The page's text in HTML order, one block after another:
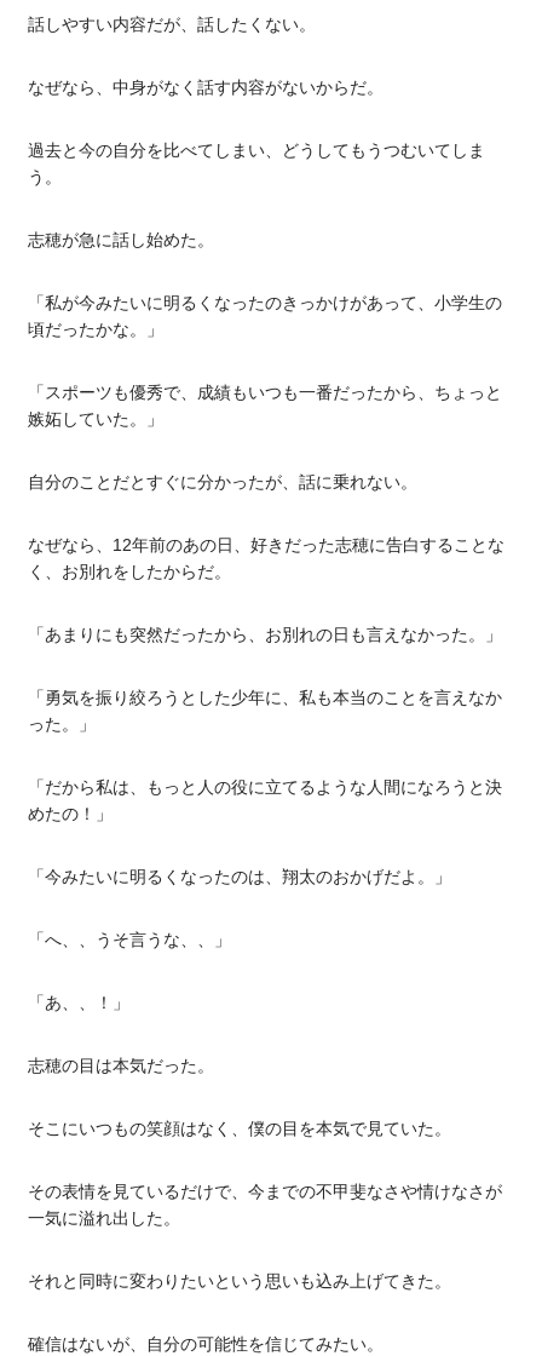
話しやすい内容だが、話したくない。
なぜなら、中身がなく話す内容がないからだ。
過去と今の自分を比べてしまい、どうしてもうつむいてしま
う。
志穂が急に話し始めた。
「私が今みたいに明るくなったのきっかけがあって、小学生の
頃だったかな。」
「スポーツも優秀で、成績もいつも一番だったから、ちょっと
嫉妬していた。」
自分のことだとすぐに分かったが、話に乗れない。
なぜなら、12年前のあの日、好きだった志穂に告白することな
く、お別れをしたからだ。
「あまりにも突然だったから、お別れの日も言えなかった。」
「勇気を振り絞ろうとした少年に、私も本当のことを言えなか
った。」
「だから私は、もっと人の役に立てるような人間になろうと決
めたの！」
「今みたいに明るくなったのは、翔太のおかげだよ。」
「へ、、うそ言うな、、」
「あ、、！」
志穂の目は本気だった。
そこにいつもの笑顔はなく、僕の目を本気で見ていた。
その表情を見ているだけで、今までの不甲斐なさや情けなさが
一気に溢れ出した。
それと同時に変わりたいという思いも込み上げてきた。
確信はないが、自分の可能性を信じてみたい。